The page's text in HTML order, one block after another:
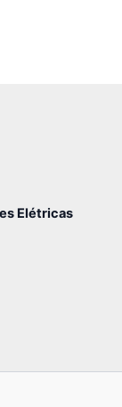
Elétricas